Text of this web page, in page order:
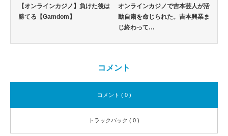
【オンラインカジノ】負けた後は
勝てる【Gamdom】
オンラインカジノで吉本芸人が活
動自粛を命じられた。吉本興業ま
じ終わって…
コメント
コメント ( 0 )
トラックバック ( 0 )